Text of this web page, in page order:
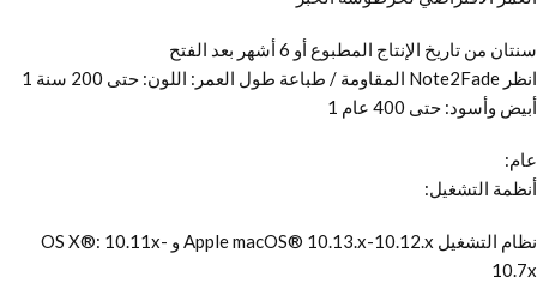
سنتان من تاريخ الإنتاج المطبوع أو 6 أشهر بعد الفتح
انظر Note2Fade المقاومة / طباعة طول العمر: اللون: حتى 200 سنة 1
أبيض وأسود: حتى 400 عام 1
عام:
أنظمة التشغيل:
نظام التشغيل Apple macOS® 10.13.x-10.12.x و OS X®: 10.11x-
10.7x